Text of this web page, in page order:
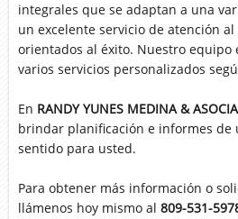
integrales que se adaptan a una
un excelente servicio de atención
orientados al éxito. Nuestro
varios servicios personalizados
En RANDY YUNES MEDINA &
brindar planificación e informes de
sentido para usted.
Para obtener más información o
llámenos hoy mismo al 809-531-